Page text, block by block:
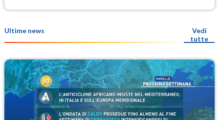
Ultime news
Vedi
tutte